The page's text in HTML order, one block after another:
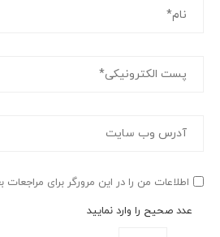
اطلاعات من را در این مرورگر برای
عدد صحیح را وارد نمایید